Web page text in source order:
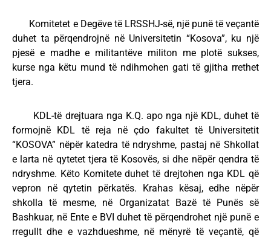
Komitetet e Degëve të LRSSHJ-së, një punë të veçantë
duhet ta përqendrojnë në Universitetin “Kosova”, ku një
pjesë e madhe e militantëve militon me plotë sukses,
kurse nga këtu mund të ndihmohen gati të gjitha rrethet
tjera.
KDL-të drejtuara nga K.Q. apo nga një KDL, duhet të
formojnë KDL të reja në çdo fakultet të Universitetit
“KOSOVA” nëpër katedra të ndryshme, pastaj në Shkollat
e larta në qytetet tjera të Kosovës, si dhe nëpër qendra të
ndryshme. Këto Komitete duhet të drejtohen nga KDL që
vepron në qytetin përkatës. Krahas kësaj, edhe nëpër
shkolla të mesme, në Organizatat Bazë të Punës së
Bashkuar, në Ente e BVI duhet të përqendrohet një punë e
rregullt dhe e vazhdueshme, në mënyrë të veçantë, që